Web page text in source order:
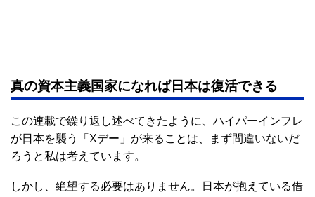
真の資本主義国家になれば日本は復活できる
この連載で繰り返し述べてきたように、ハイパーインフレ
が日本を襲う「Xデー」が来ることは、まず間違いないだ
ろうと私は考えています。
しかし、絶望する必要はありません。日本が抱えている借